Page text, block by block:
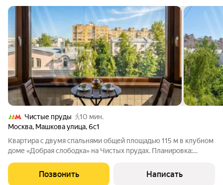
Чистые пруды
10 мин.
Москва, Машкова улица,6с1
Квартира с двумя спальнями общей площадью 115 м в клубном
доме «Добрая слободка» на Чистых прудах. Планировка:
ванной комнатой и гардеробной, кабинет или дополнительная
спальня с эркером,
Позвонить Написать